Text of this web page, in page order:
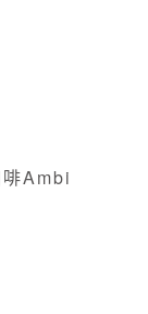
x 無聊咖啡Ambi